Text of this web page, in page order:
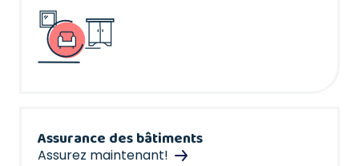
Assurance des bâtiments
Assurez maintenant!